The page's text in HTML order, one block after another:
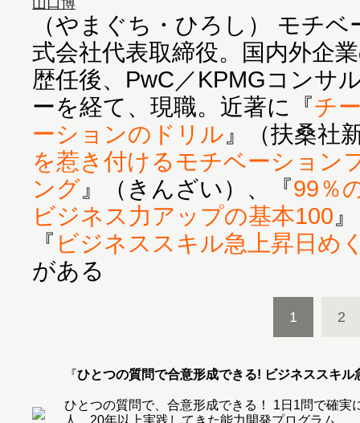
山口博
（やまぐち・ひろし） モチ
式会社代表取締役。国内外企
歴任後、PwC／KPMGコンサ
ーを経て、現職。近著に『チ
ーションのドリル 』（扶桑社
を惹き付けるモチベーション
ング 』（きんざい）、『99％
ビジネス力アップの基本100
『 ビジネススキル急上昇日め
がある
1 2
『ひとつの質問で合意形成できる! ビジネススキル
ひとつの質問で、合意形成できる！ 1日1問で確実
人、20年以上実践してきた能力開発プログラム